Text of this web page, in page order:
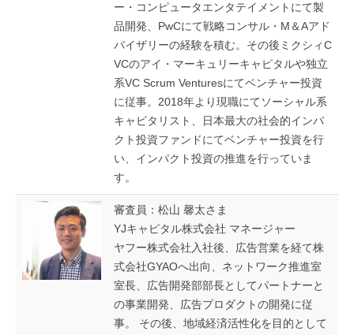
ー・コンピュータエンタテイメントにて製
品開発、PwCにて戦略コンサル・M＆Aアド
バイザリーの経験を積む。その後ミクシィC
VCのアイ・マーキュリーキャピタルや独立
系VC Scrum Venturesにてベンチャー投資
に従事。2018年より現職にてソーシャル系
キャピタリスト、日本最大の社会的インパ
クト投資ファンドにてベンチャー投資を行
い、インパクト投資の推進を行っていま
す。
審査員：松山 馨太さま
YJキャピタル株式会社 マネージャー
ヤフー株式会社入社後、広告営業を経て株
式会社GYAOへ出向、ネットワーク推進室
室長、広告開発部部長としてパートナーと
の事業開発、広告プロダクトの開発に従
事。 その後、地域経済活性化を目的として